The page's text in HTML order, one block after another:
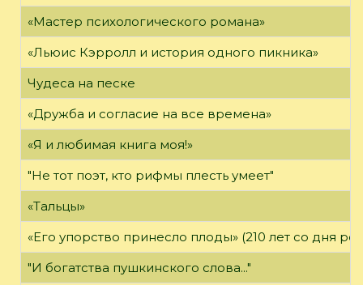
«Мастер психологического романа»
«Льюис Кэрролл и история одного пикника»
Чудеса на песке
«Дружба и согласие на все времена»
«Я и любимая книга моя!»
"Не тот поэт, кто рифмы плесть умеет"
«Тальцы»
«Его упорство принесло плоды» (210 лет со дня
"И богатства пушкинского слова..."